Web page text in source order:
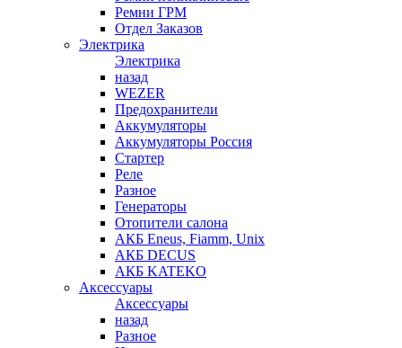
Ремни ГРМ
Отдел Заказов
Электрика
Электрика
назад
WEZER
Предохранители
Аккумуляторы
Аккумуляторы Россия
Стартер
Реле
Разное
Генераторы
Отопители салона
АКБ Eneus, Fiamm, Unix
АКБ DECUS
АКБ KATEKO
Аксессуары
Аксессуары
назад
Разное